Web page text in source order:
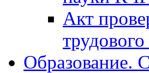
Акт
трудового
Образование.